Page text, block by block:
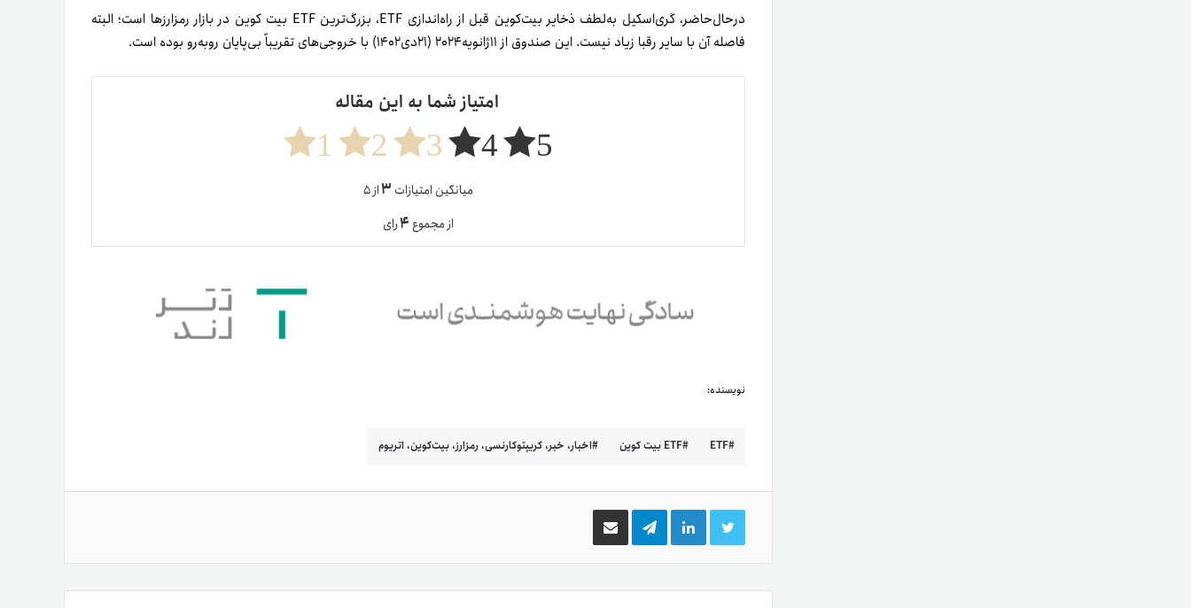
در‌حال‌حاضر، گری‌اسکیل به‌لطف ذخایر بیت‌کوین قبل از راه‌اندازی ETF، بزرگ‌ترین ETF بیت کوین در بازار رمزارزها است؛ البته
فاصله آن با سایر رقبا زیاد نیست. این صندوق از ۱۱‌ژانویه۲۰۲۴ (۲۱دی۱۴۰۲) با خروجی‌های تقریباً بی‌پایان روبه‌رو بوده است.
امتیاز شما به این مقاله
5
4
3
2
1
میانگین امتیازات۳از ۵
از مجموع۴رای
نویسنده:
ETF ETF بیت کوین اخبار، خبر، کریپتوکارنسی، رمزارز، بیت‌کوین، اتریوم
توییتر لینکدینتلگرام اشتراک
گذاری
ایمیل